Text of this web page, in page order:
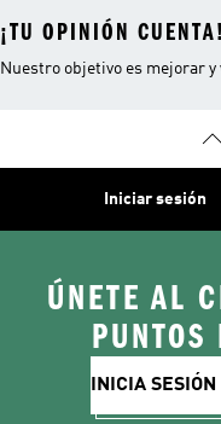
¡TU OPINIÓN CUENTA!
Nuestro objetivo es mejorar
Iniciar sesión
ÚNETE AL
INICIA